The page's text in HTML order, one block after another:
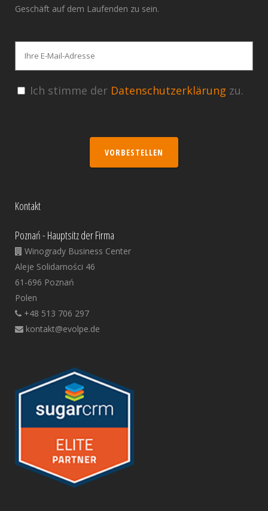
Geschäft auf dem Laufenden zu sein.
Ich stimme der Datenschutzerklärung zu.
VORBESTELLEN
Kontakt
Poznań - Hauptsitz der Firma
Winogrady Business Center
Aleje Solidarności 46
61-696 Poznań
Polen
+48 513 706 297
kontakt@evolpe.de